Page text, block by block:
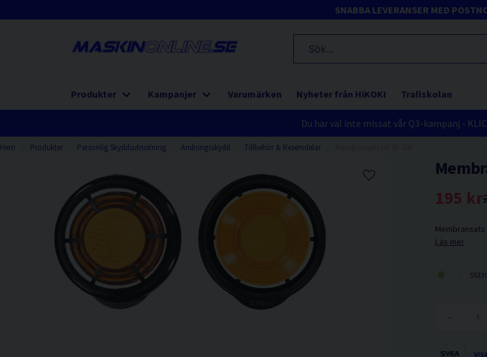
SNABBA LEVERANSER MED
Produkter Kampanjer Varumärken Nyheter från HiKOKI Trallskolan
Du har väl inte missat vår Q3-kampanj -
Hem Produkter Personlig Skyddsutrustning Andningsskydd Tillbehör & Reservdelar
195 kr
Membransats
Läs mer
-